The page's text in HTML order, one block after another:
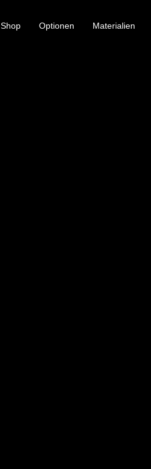
Shop Optionen Materialien